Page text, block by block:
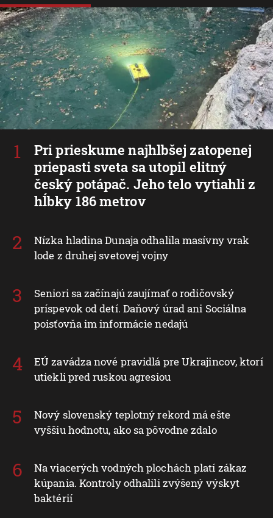
Pri prieskume najhlbšej zatopenej
priepasti sveta sa utopil elitný
český potápač. Jeho telo vytiahli z
hĺbky 186 metrov
Nízka hladina Dunaja odhalila masívny vrak
lode z druhej svetovej vojny
Seniori sa začínajú zaujímať o rodičovský
príspevok od detí. Daňový úrad ani Sociálna
poisťovňa im informácie nedajú
EÚ zavádza nové pravidlá pre Ukrajincov, ktorí
utiekli pred ruskou agresiou
Nový slovenský teplotný rekord má ešte
vyššiu hodnotu, ako sa pôvodne zdalo
Na viacerých vodných plochách platí zákaz
kúpania. Kontroly odhalili zvýšený výskyt
baktérií